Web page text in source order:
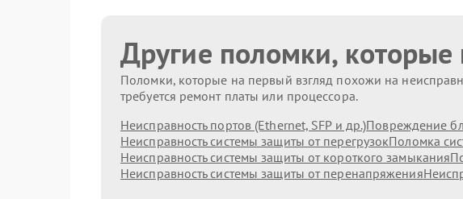
Другие поломки,
Поломки, которые на первый взгляд похожи на
требуется ремонт платы или процессора.
Неисправность портов (Ethernet, SFP и др.)Повреждение
Неисправность системы защиты от перегрузокПоломка
Неисправность системы защиты от короткого замыкания
Неисправность системы защиты от перенапряжения